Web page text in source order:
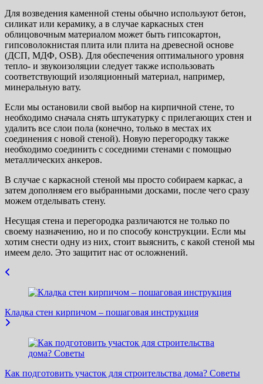
Для возведения каменной стены обычно используют бетон,
силикат или керамику, а в случае каркасных стен
облицовочным материалом может быть гипсокартон,
гипсоволокнистая плита или плита на древесной основе
(ДСП, МДФ, OSB). Для обеспечения оптимального уровня
тепло- и звукоизоляции следует также использовать
соответствующий изоляционный материал, например,
минеральную вату.
Если мы остановили свой выбор на кирпичной стене, то
необходимо сначала снять штукатурку с прилегающих стен и
удалить все слои пола (конечно, только в местах их
соединения с новой стеной). Новую перегородку также
необходимо соединить с соседними стенами с помощью
металлических анкеров.
В случае с каркасной стеной мы просто собираем каркас, а
затем дополняем его выбранными досками, после чего сразу
можем отделывать стену.
Несущая стена и перегородка различаются не только по
своему назначению, но и по способу конструкции. Если мы
хотим снести одну из них, стоит выяснить, с какой стеной мы
имеем дело. Это защитит нас от осложнений.
Навигация
записям
Кладка стен кирпичом – пошаговая инструкция
Как подготовить участок для строительства дома? Советы